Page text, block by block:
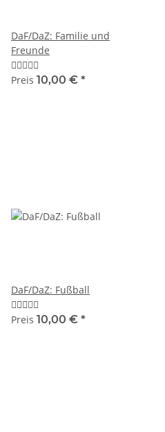
DaF/DaZ: Familie und
Freunde
Preis 10,00 € *
DaF/DaZ: Fußball
Preis 10,00 € *